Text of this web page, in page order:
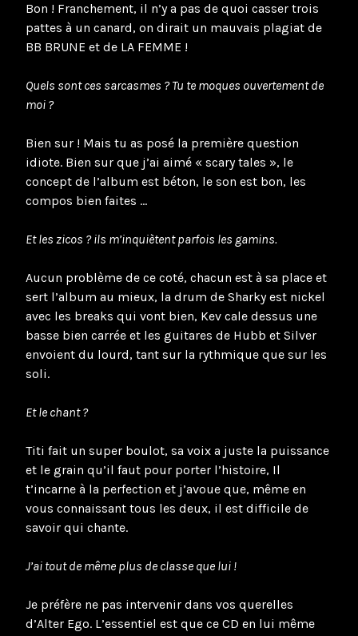
Bon ! Franchement, il n’y a pas de quoi casser trois
pattes à un canard, on dirait un mauvais plagiat de
BB BRUNE et de LA FEMME !
Quels sont ces sarcasmes ? Tu te moques ouvertement de
moi ?
Bien sur ! Mais tu as posé la première question
idiote. Bien sur que j’ai aimé « scary tales », le
concept de l’album est béton, le son est bon, les
compos bien faites …
Et les zicos ? ils m’inquiètent parfois les gamins.
Aucun problème de ce coté, chacun est à sa place et
sert l’album au mieux, la drum de Sharky est nickel
avec les breaks qui vont bien, Kev cale dessus une
basse bien carrée et les guitares de Hubb et Silver
envoient du lourd, tant sur la rythmique que sur les
soli.
Et le chant ?
Titi fait un super boulot, sa voix a juste la puissance
et le grain qu’il faut pour porter l’histoire, Il
t’incarne à la perfection et j’avoue que, même en
vous connaissant tous les deux, il est difficile de
savoir qui chante.
J’ai tout de même plus de classe que lui !
Je préfère ne pas intervenir dans vos querelles
d’Alter Ego. L’essentiel est que ce CD en lui même